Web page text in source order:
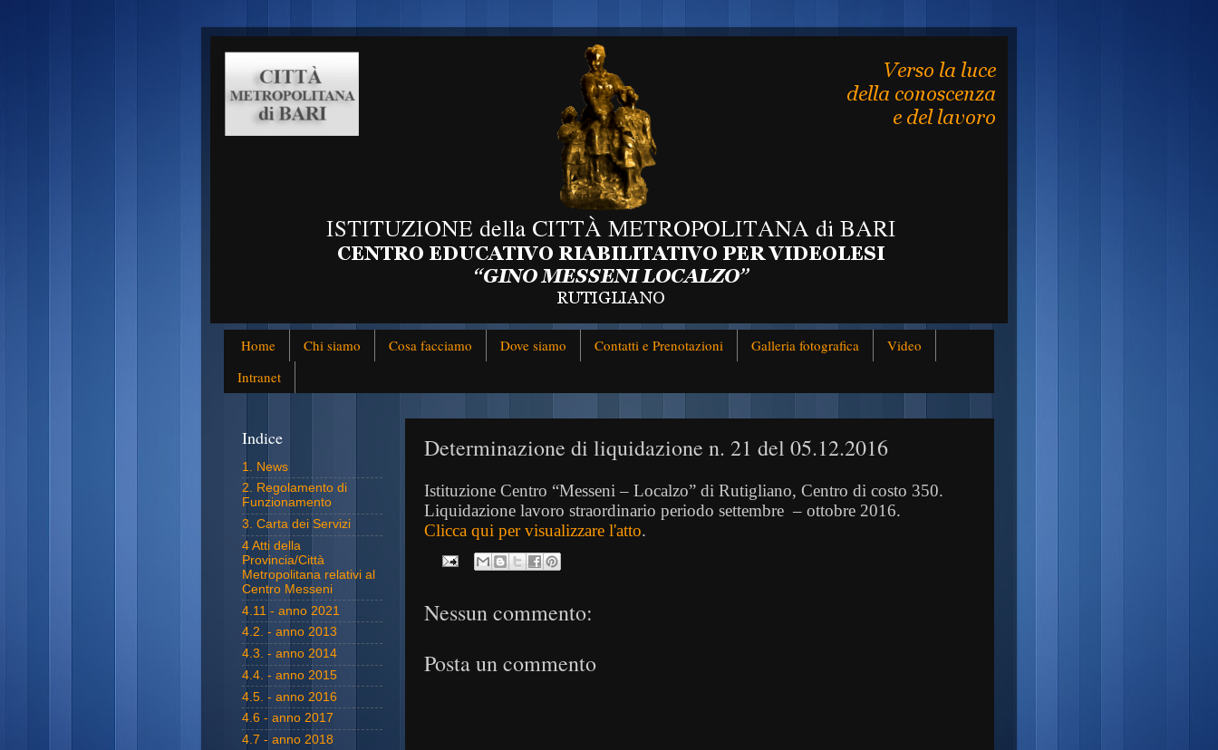
Home Chi siamo Cosa facciamo Dove siamo Contatti e Prenotazioni Galleria fotografica
Video
Intranet
Determinazione di liquidazione n. 21 del 05.12.2016
Istituzione Centro “Messeni – Localzo” di Rutigliano, Centro di costo 350.
Liquidazione lavoro straordinario periodo settembre – ottobre 2016.
Clicca qui per visualizzare l'atto.
Nessun commento:
Posta un commento
Indice
1. News
2. Regolamento di
Funzionamento
3. Carta dei Servizi
4 Atti della
Provincia/Città
Metropolitana relativi al
Centro Messeni
4.11 - anno 2021
4.2. - anno 2013
4.3. - anno 2014
4.4. - anno 2015
4.5. - anno 2016
4.6 - anno 2017
4.7 - anno 2018